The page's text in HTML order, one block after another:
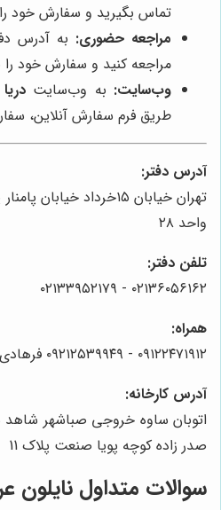
تماس بگیرید و سفارش خود
مراجعه حضوری: به آدرس
مراجعه کنید و سفارش خود
وب‌سایت: به وب‌سایت
طریق فرم سفارش آنلاین،
آدرس دفتر:
واحد ۲۸
تلفن دفتر:
۰۲۱۳۶۰۵۶۱۶۲ - ۰۲۱۳۳۹۵۲۱۷۹
همراه:
۰۹۱۲۲۴۷۱۹۱۲ - ۰۹۲۱۲۵۳۹۹۴۹ فرهادی
آدرس کارخانه:
اتوبان ساوه خروجی صباشهر شاهد
صدر زاده کوچه پویا صنعت پلاک 11
سوالات متداول